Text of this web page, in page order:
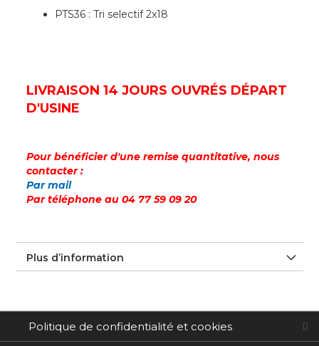
PTS36 : Tri selectif 2x18
LIVRAISON 14 JOURS OUVRÉS DÉPART
D'USINE
Pour bénéficier d'une remise quantitative, nous
contacter :
Par mail
Par téléphone au 04 77 59 09 20
Plus d’information
Politique de confidentialité et cookies